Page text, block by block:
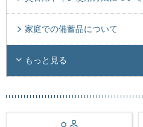
家庭での備蓄品について
もっと見る